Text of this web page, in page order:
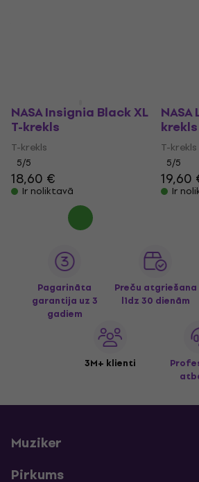
NASA Insignia Black XL
T-krekls
T-krekls
5/5
18,60 €
Ir noliktavā
krekls
T-krekls
5/5
19,60
Ir
Pagarināta
garantija uz 3
gadiem
Preču atgriešana
līdz 30 dienām
3M+ klienti
Muziker
Pirkums